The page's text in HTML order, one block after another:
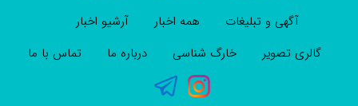
آگهی و تبلیغات
همه اخبار
آرشیو اخبار
گالری تصویر
خارگ شناسی درباره ما تماس با ما